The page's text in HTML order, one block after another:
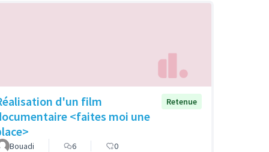
d'un film
<faites moi une
Retenue
Bouadi 6 0